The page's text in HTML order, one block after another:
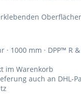
· 1000 mm · DPP™
im Warenkorb
auch an DHL-